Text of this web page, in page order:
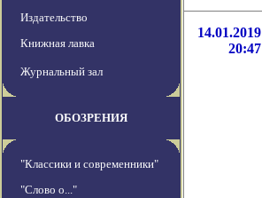
Издательство
Книжная лавка
Журнальный зал
ОБОЗРЕНИЯ
"Классики и современники"
"Слово о..."
14.01.2019
20:47